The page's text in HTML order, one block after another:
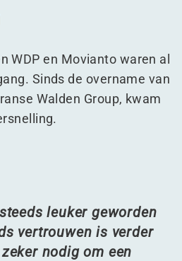
WDP en Movianto waren al
Sinds de overname van
Walden Group, kwam
leuker geworden
vertrouwen is verder
nodig om een